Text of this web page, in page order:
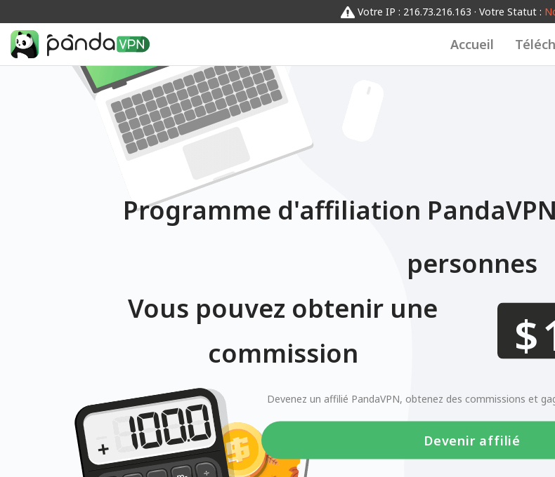
Votre IP : 216.73.216.163 · Votre Statut :
Accueil
Programme d'affiliation
personnes
Vous pouvez obtenir une
commission
$
Devenez un affilié PandaVPN, obtenez des commissions et
Devenir affilié